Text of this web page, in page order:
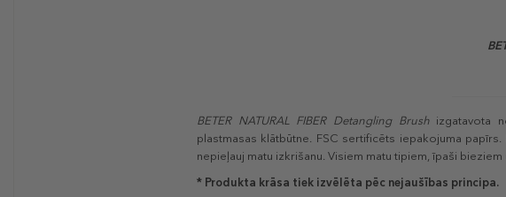
BETER NATURAL FIBERDetangling Brush izgatavota
plastmasas klātbūtne. FSC sertificēts iepakojuma
nepieļauj matu izkrišanu. Visiem matu tipiem, īpaši bieziem
* Produkta krāsa tiek izvēlēta pēc nejaušības principa.